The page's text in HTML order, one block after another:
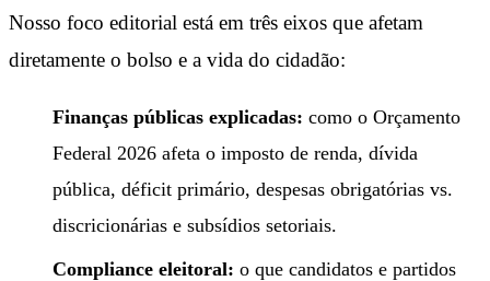
Nosso foco editorial está em três eixos que afetam
diretamente o bolso e a vida do cidadão:
Finanças públicas explicadas: como o Orçamento
Federal 2026 afeta o imposto de renda, dívida
pública, déficit primário, despesas obrigatórias vs.
discricionárias e subsídios setoriais.
Compliance eleitoral: o que candidatos e partidos